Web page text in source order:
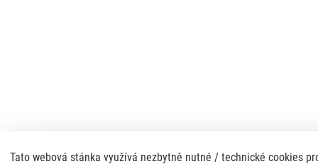
Tato webová stánka využívá nezbytně nutné / technické cookies